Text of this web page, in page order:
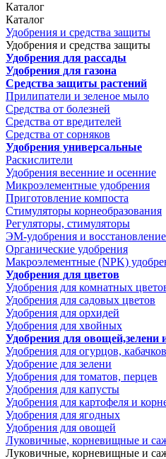
Каталог
Каталог
Удобрения и средства защиты
Удобрения и средства защиты
Удобрения для рассады
Удобрения для газона
Средства защиты растений
Прилипатели и зеленое мыло
Средства от болезней
Средства от вредителей
Средства от сорняков
Удобрения универсальные
Раскислители
Удобрения весенние и осенние
Микроэлементные удобрения
Приготовление компоста
Стимуляторы корнеобразования
Регуляторы, стимуляторы
ЭМ-удобрения и
Органические удобрения
Макроэлементные (NPK)
Удобрения для цветов
Удобрения для комнатных
Удобрения для садовых цветов
Удобрения для орхидей
Удобрения для хвойных
Удобрения для овощей,зелени
Удобрения для огурцов, кабачков
Удобрение для зелени
Удобрения для томатов, перцев
Удобрения для капусты
Удобрения для картофеля и
Удобрения для ягодных
Удобрения для овощей
Луковичные, корневищные и
Луковичные, корневищные и